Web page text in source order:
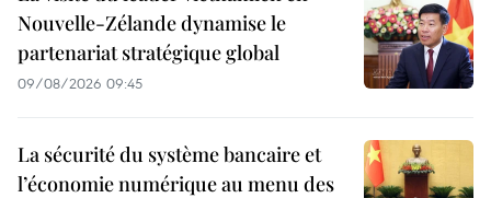
Nouvelle-Zélande dynamise le
partenariat stratégique global
09/08/2026 09:45
La sécurité du système bancaire et
l’économie numérique au menu des